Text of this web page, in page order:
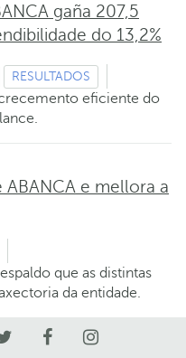
gaña 207,5
do 13,2%
RESULTADOS
eficiente do
ABANCA e mellora a
que as distintas
da entidade.